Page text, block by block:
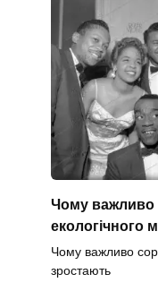
Чому важливо
екологічного
Чому важливо
зростають